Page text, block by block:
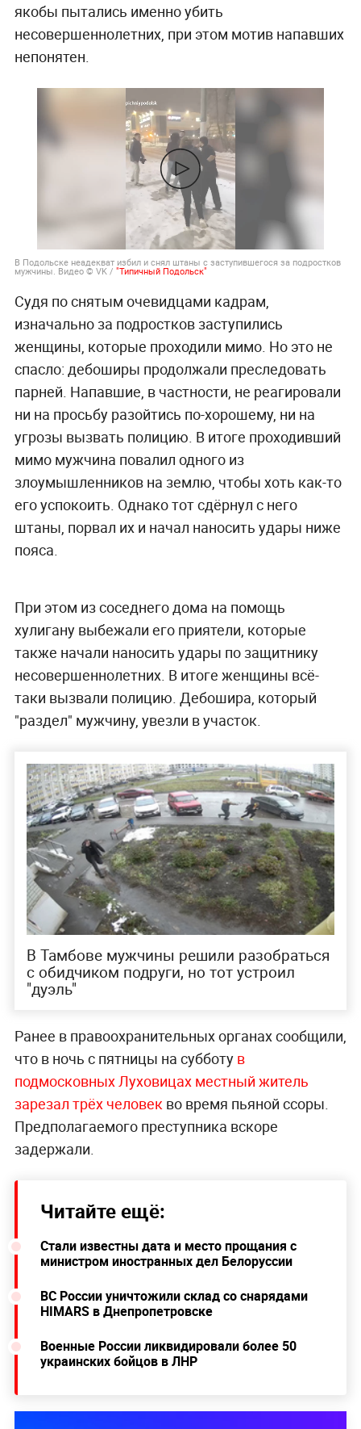
якобы пытались именно убить
несовершеннолетних, при этом мотив напавших
непонятен.
В Подольске неадекват избил и снял штаны с заступившегося за подростков
мужчины. Видео © VK / "Типичный Подольск"
Судя по снятым очевидцами кадрам,
изначально за подростков заступились
женщины, которые проходили мимо. Но это не
спасло: дебоширы продолжали преследовать
парней. Напавшие, в частности, не реагировали
ни на просьбу разойтись по-хорошему, ни на
угрозы вызвать полицию. В итоге проходивший
мимо мужчина повалил одного из
злоумышленников на землю, чтобы хоть как-то
его успокоить. Однако тот сдёрнул с него
штаны, порвал их и начал наносить удары ниже
пояса.
При этом из соседнего дома на помощь
хулигану выбежали его приятели, которые
также начали наносить удары по защитнику
несовершеннолетних. В итоге женщины всё-
таки вызвали полицию. Дебошира, который
"раздел" мужчину, увезли в участок.
В Тамбове мужчины решили разобраться
с обидчиком подруги, но тот устроил
"дуэль"
Ранее в правоохранительных органах сообщили,
что в ночь с пятницы на субботу в
подмосковных Луховицах местный житель
зарезал трёх человекво время пьяной ссоры.
Предполагаемого преступника вскоре
задержали.
Читайте ещё:
Стали известны дата и место прощания с
министром иностранных дел Белоруссии
ВС России уничтожили склад со снарядами
HIMARS в Днепропетровске
Военные России ликвидировали более 50
украинских бойцов в ЛНР